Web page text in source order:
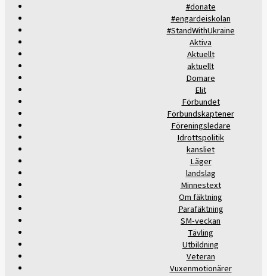
#donate
#engardeiskolan
#StandWithUkraine
Aktiva
Aktuellt
aktuellt
Domare
Elit
Förbundet
Förbundskaptener
Föreningsledare
Idrottspolitik
kansliet
Läger
landslag
Minnestext
Om fäktning
Parafäktning
SM-veckan
Tävling
Utbildning
Veteran
Vuxenmotionärer